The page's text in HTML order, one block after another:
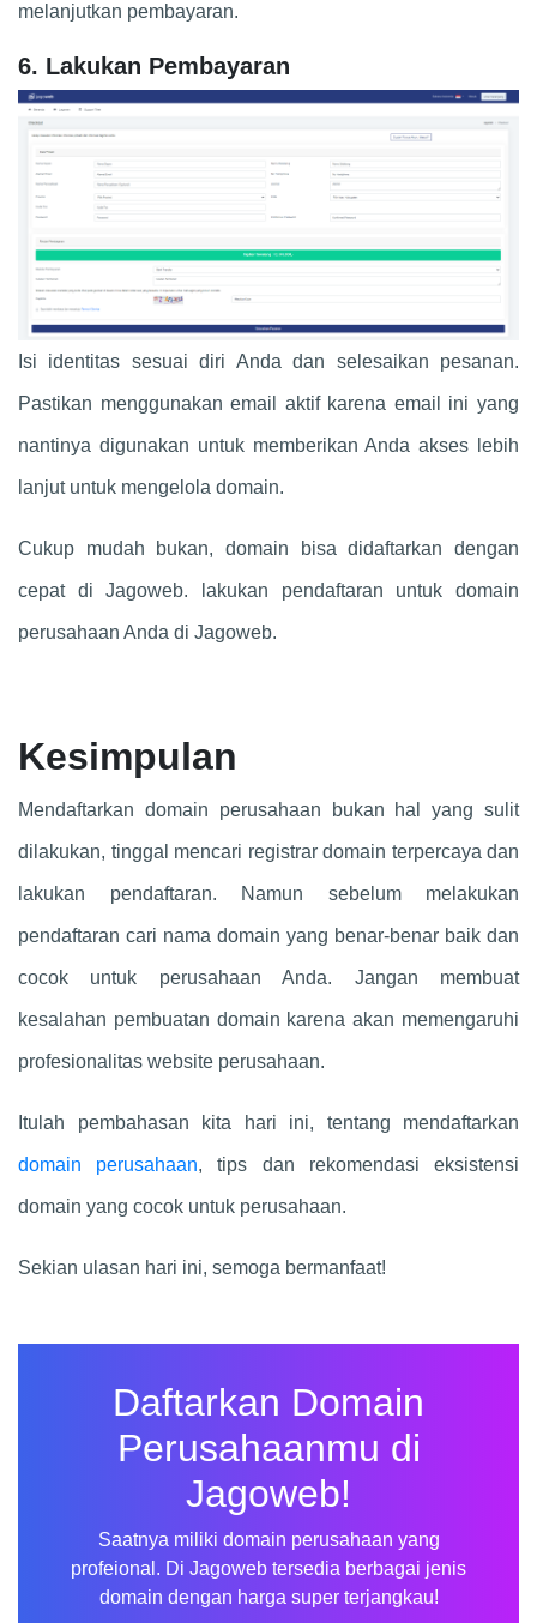
melanjutkan pembayaran.
6. Lakukan Pembayaran
Isi identitas sesuai diri Anda dan selesaikan pesanan.
Pastikan menggunakan email aktif karena email ini yang
nantinya digunakan untuk memberikan Anda akses lebih
lanjut untuk mengelola domain.
Cukup mudah bukan, domain bisa didaftarkan dengan
cepat di Jagoweb. lakukan pendaftaran untuk domain
perusahaan Anda di Jagoweb.
Kesimpulan
Mendaftarkan domain perusahaan bukan hal yang sulit
dilakukan, tinggal mencari registrar domain terpercaya dan
lakukan pendaftaran. Namun sebelum melakukan
pendaftaran cari nama domain yang benar-benar baik dan
cocok untuk perusahaan Anda. Jangan membuat
kesalahan pembuatan domain karena akan memengaruhi
profesionalitas website perusahaan.
Itulah pembahasan kita hari ini, tentang mendaftarkan
domain perusahaan, tips dan rekomendasi eksistensi
domain yang cocok untuk perusahaan.
Sekian ulasan hari ini, semoga bermanfaat!
Daftarkan Domain
Perusahaanmu di
Jagoweb!
Saatnya miliki domain perusahaan yang
profeional. Di Jagoweb tersedia berbagai jenis
domain dengan harga super terjangkau!
mulana Mulana
Baru saja membeli hosting/domain
bumdesmandiridesasukamaju.my.id